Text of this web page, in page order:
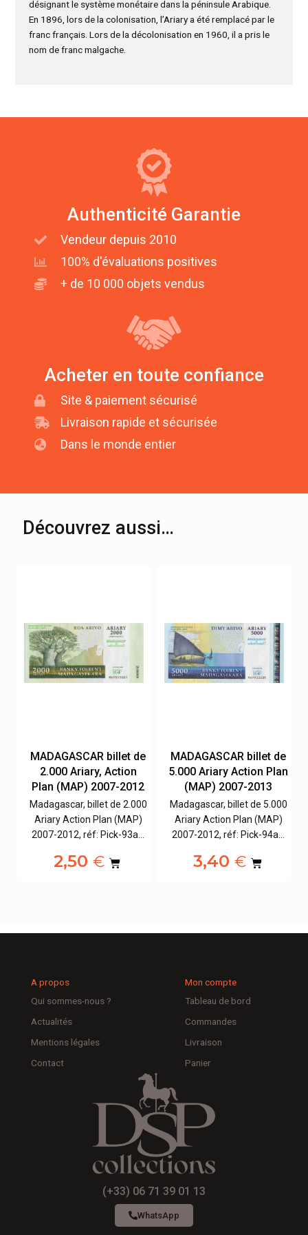
désignant le système monétaire dans la péninsule Arabique.
En 1896, lors de la colonisation, l’Ariary a été remplacé par le
franc français. Lors de la décolonisation en 1960, il a pris le
nom de franc malgache.
Authenticité Garantie
Vendeur depuis 2010
100% d'évaluations positives
+ de 10 000 objets vendus
Acheter en toute confiance
Site & paiement sécurisé
Livraison rapide et sécurisée
Dans le monde entier
Découvrez aussi…
MADAGASCAR billet de
2.000 Ariary, Action
Plan (MAP) 2007-2012
Madagascar, billet de 2.000
Ariary Action Plan (MAP)
2007-2012, réf: Pick-93a…
2,50€
MADAGASCAR billet de
5.000 Ariary Action Plan
(MAP) 2007-2013
Madagascar, billet de 5.000
Ariary Action Plan (MAP)
2007-2012, réf: Pick-94a…
3,40 €
A propos
Qui sommes-nous ?
Actualités
Mentions légales
Contact
Mon compte
Tableau de bord
Commandes
Livraison
Panier
(+33) 06 71 39 01 13
WhatsApp